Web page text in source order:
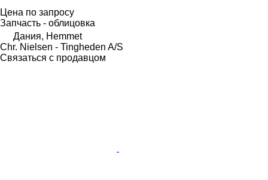
Цена по запросу
Запчасть - облицовка
Дания, Hemmet
Chr. Nielsen - Tingheden A/S
Связаться с продавцом